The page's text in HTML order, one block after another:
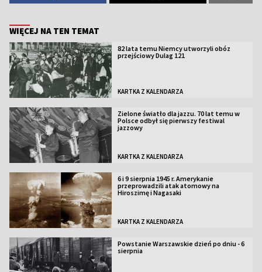
WIĘCEJ NA TEN TEMAT
82 lata temu Niemcy utworzyli obóz
przejściowy Dulag 121
KARTKA Z KALENDARZA
Zielone światło dla jazzu. 70 lat temu w
Polsce odbył się pierwszy festiwal
jazzowy
KARTKA Z KALENDARZA
6 i 9 sierpnia 1945 r. Amerykanie
przeprowadzili atak atomowy na
Hiroszimę i Nagasaki
KARTKA Z KALENDARZA
Powstanie Warszawskie dzień po dniu - 6
sierpnia